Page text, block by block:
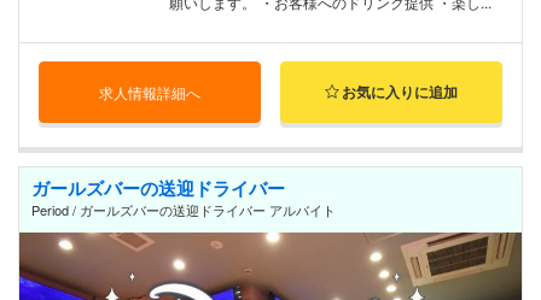
求人情報詳細へ お気に入りに追加
ガールズバーの送迎ドライバー
Period / ガールズバーの送迎ドライバー アルバイト